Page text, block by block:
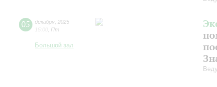
05 декабря 2025
15:00 Пт
Большой зал